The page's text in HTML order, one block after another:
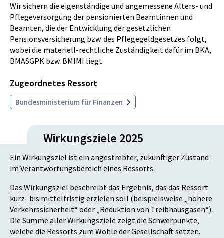
Wir sichern die eigenständige und angemessene Alters- und
Pflegeversorgung der pensionierten Beamtinnen und
Beamten, die der Entwicklung der gesetzlichen
Pensionsversicherung bzw. des Pflegegeldgesetzes folgt,
wobei die materiell-rechtliche Zuständigkeit dafür im BKA,
BMASGPK bzw. BMIMI liegt.
Zugeordnetes Ressort
Bundesministerium für Finanzen
Wirkungsziele 2025
Ein Wirkungsziel ist ein angestrebter, zukünftiger Zustand
im Verantwortungsbereich eines Ressorts.
Das Wirkungsziel beschreibt das Ergebnis, das das Ressort
kurz- bis mittelfristig erzielen soll (beispielsweise „höhere
Verkehrssicherheit“ oder „Reduktion von Treibhausgasen“).
Die Summe aller Wirkungsziele zeigt die Schwerpunkte,
welche die Ressorts zum Wohle der Gesellschaft setzen.